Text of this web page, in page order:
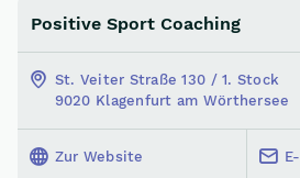
Positive Sport Coaching
St. Veiter Straße 130 / 1. Stock
9020 Klagenfurt am Wörthersee
Zur Website